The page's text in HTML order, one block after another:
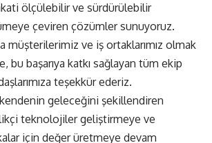
ölçülebilir ve sürdürülebilir
çeviren çözümler sunuyoruz.
müşterilerimiz ve iş ortaklarımız olmak
bu başarıya katkı sağlayan tüm ekip
teşekkür ederiz.
geleceğini şekillendiren
teknolojiler geliştirmeye ve
için değer üretmeye devam